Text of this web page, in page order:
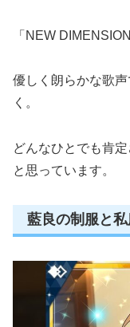
「NEW
優しく朗らかな歌
く。
どんなひとでも肯
と思っています。
藍良の制服と